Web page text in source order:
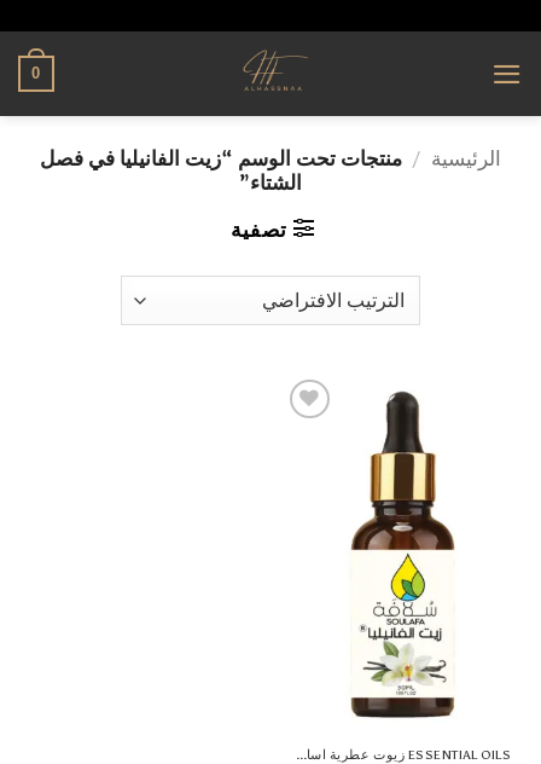
0
الرئيسية / منتجات تحت الوسم “زيت الفانيليا في فصل
الشتاء”
تصفية
ESSENTIAL OILS زيوت عطرية اساسية